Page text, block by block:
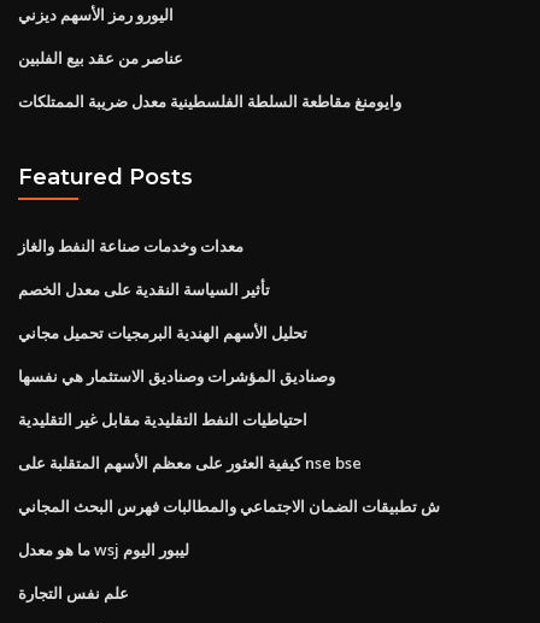
اليورو رمز الأسهم ديزني
عناصر من عقد بيع الفلبين
وايومنغ مقاطعة السلطة الفلسطينية معدل ضريبة الممتلكات
Featured Posts
معدات وخدمات صناعة النفط والغاز
تأثير السياسة النقدية على معدل الخصم
تحليل الأسهم الهندية البرمجيات تحميل مجاني
وصناديق المؤشرات وصناديق الاستثمار هي نفسها
احتياطيات النفط التقليدية مقابل غير التقليدية
كيفية العثور على معظم الأسهم المتقلبة على nse bse
ش تطبيقات الضمان الاجتماعي والمطالبات فهرس البحث المجاني
ما هو معدل wsj ليبور اليوم
علم نفس التجارة